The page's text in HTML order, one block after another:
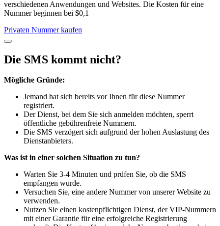
verschiedenen Anwendungen und Websites. Die Kosten für eine
Nummer beginnen bei $0,1
Privaten Nummer kaufen
Die SMS kommt nicht?
Mögliche Gründe:
Jemand hat sich bereits vor Ihnen für diese Nummer
registriert.
Der Dienst, bei dem Sie sich anmelden möchten, sperrt
öffentliche gebührenfreie Nummern.
Die SMS verzögert sich aufgrund der hohen Auslastung des
Dienstanbieters.
Was ist in einer solchen Situation zu tun?
Warten Sie 3-4 Minuten und prüfen Sie, ob die SMS
empfangen wurde.
Versuchen Sie, eine andere Nummer von unserer Website zu
verwenden.
Nutzen Sie einen kostenpflichtigen Dienst, der VIP-Nummern
mit einer Garantie für eine erfolgreiche Registrierung